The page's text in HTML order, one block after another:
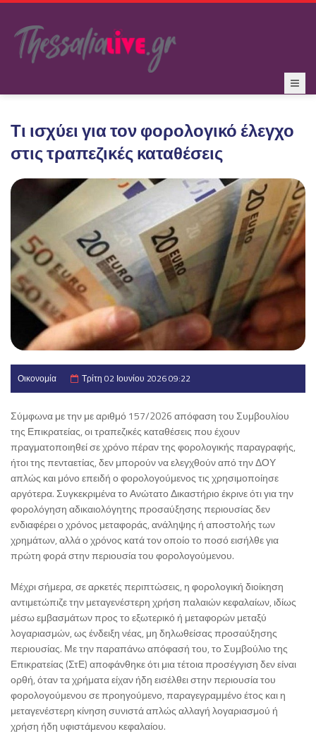
Τι ισχύει για τον φορολογικό έλεγχο
στις τραπεζικές καταθέσεις
Οικονομία Τρίτη 02 Ιουνίου 2026 09:22
Σύμφωνα με την με αριθμό 157/2026 απόφαση του Συμβουλίου
της Επικρατείας, οι τραπεζικές καταθέσεις που έχουν
πραγματοποιηθεί σε χρόνο πέραν της φορολογικής παραγραφής,
ήτοι της πενταετίας, δεν μπορούν να ελεγχθούν από την ΔΟΥ
απλώς και μόνο επειδή ο φορολογούμενος τις χρησιμοποίησε
αργότερα. Συγκεκριμένα το Ανώτατο Δικαστήριο έκρινε ότι για την
φορολόγηση αδικαιολόγητης προσαύξησης περιουσίας δεν
ενδιαφέρει ο χρόνος μεταφοράς, ανάληψης ή αποστολής των
χρημάτων, αλλά ο χρόνος κατά τον οποίο το ποσό εισήλθε για
πρώτη φορά στην περιουσία του φορολογούμενου.
Μέχρι σήμερα, σε αρκετές περιπτώσεις, η φορολογική διοίκηση
αντιμετώπιζε την μεταγενέστερη χρήση παλαιών κεφαλαίων, ιδίως
μέσω εμβασμάτων προς το εξωτερικό ή μεταφορών μεταξύ
λογαριασμών, ως ένδειξη νέας, μη δηλωθείσας προσαύξησης
περιουσίας. Με την παραπάνω απόφασή του, το Συμβούλιο της
Επικρατείας (ΣτΕ) αποφάνθηκε ότι μια τέτοια προσέγγιση δεν είναι
ορθή, όταν τα χρήματα είχαν ήδη εισέλθει στην περιουσία του
φορολογούμενου σε προηγούμενο, παραγεγραμμένο έτος και η
μεταγενέστερη κίνηση συνιστά απλώς αλλαγή λογαριασμού ή
χρήση ήδη υφιστάμενου κεφαλαίου.